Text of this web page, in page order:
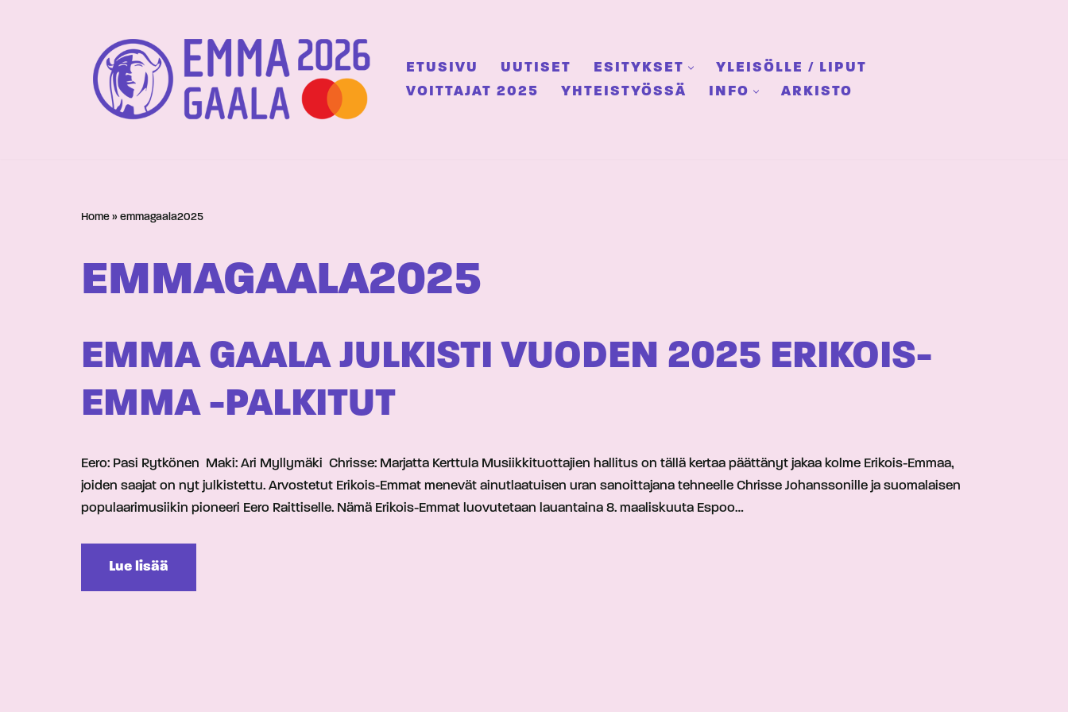
ETUSIVU UUTISET ESITYKSET
YLEISÖLLE / LIPUT
VOITTAJAT 2025
YHTEISTYÖSSÄ INFO ARKISTO
Home » emmagaala2025
EMMAGAALA2025
EMMA GAALA JULKISTI VUODEN 2025 ERIKOIS-
EMMA -PALKITUT
Eero: Pasi Rytkönen Maki: Ari Myllymäki Chrisse: Marjatta Kerttula Musiikkituottajien hallitus on tällä kertaa päättänyt jakaa kolme Erikois-Emmaa,
joiden saajat on nyt julkistettu. Arvostetut Erikois-Emmat menevät ainutlaatuisen uran sanoittajana tehneelle Chrisse Johanssonille ja suomalaisen
populaarimusiikin pioneeri Eero Raittiselle. Nämä Erikois-Emmat luovutetaan lauantaina 8. maaliskuuta Espoo…
Lue lisää